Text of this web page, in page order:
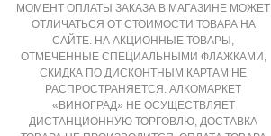
МОМЕНТ ОПЛАТЫ ЗАКАЗА В МАГАЗИНЕ МОЖЕТ
ОТЛИЧАТЬСЯ ОТ СТОИМОСТИ ТОВАРА НА
САЙТЕ. НА АКЦИОННЫЕ ТОВАРЫ,
ОТМЕЧЕННЫЕ СПЕЦИАЛЬНЫМИ ФЛАЖКАМИ,
СКИДКА ПО ДИСКОНТНЫМ КАРТАМ НЕ
РАСПРОСТРАНЯЕТСЯ. АЛКОМАРКЕТ
«ВИНОГРАД» НЕ ОСУЩЕСТВЛЯЕТ
ДИСТАНЦИОННУЮ ТОРГОВЛЮ, ДОСТАВКА